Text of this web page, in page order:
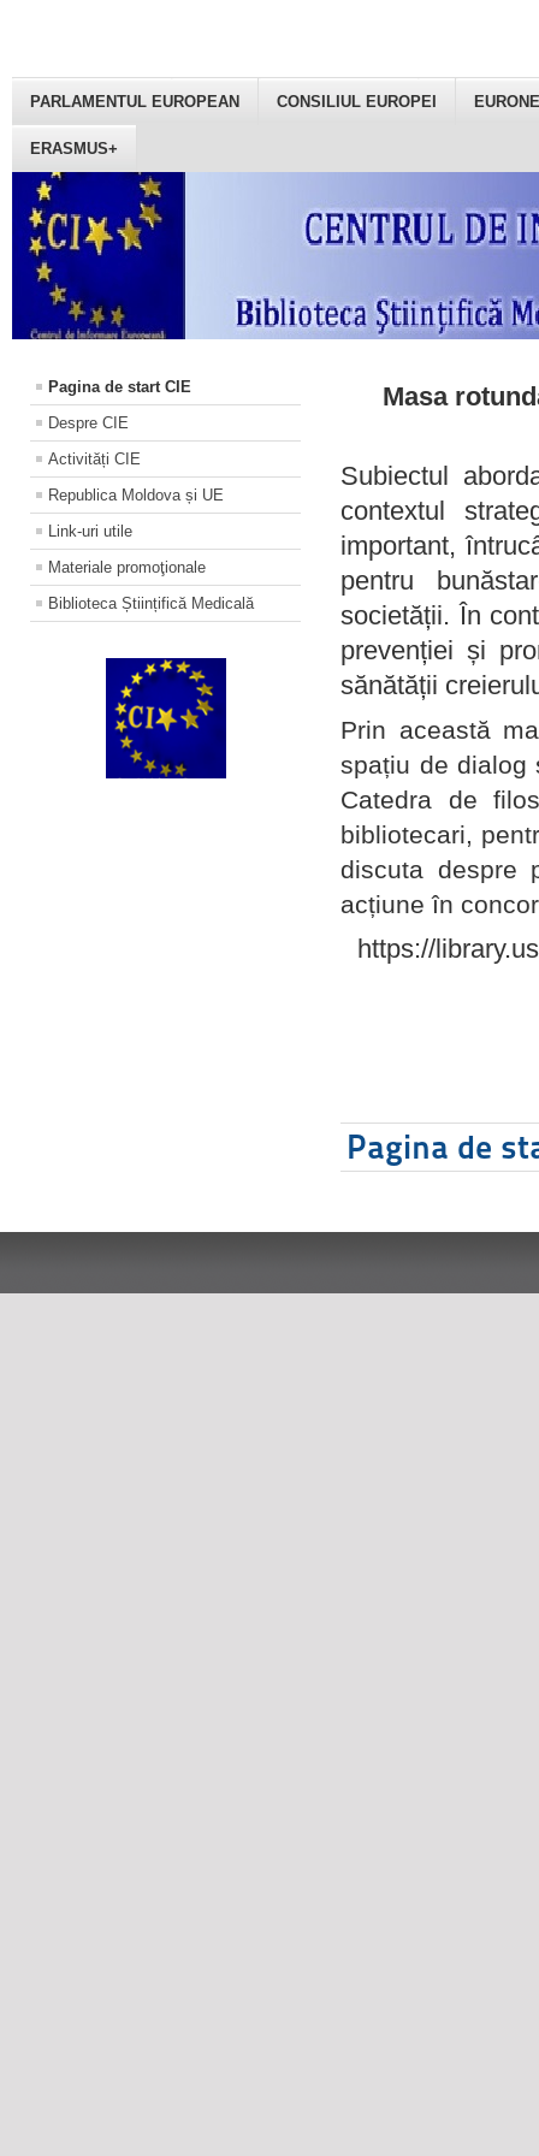
PARLAMENTUL EUROPEAN CONSILIUL EUROPEI
ERASMUS+
Pagina de start CIE
Despre CIE
Activități CIE
Republica Moldova și UE
Link-uri utile
Materiale promoţionale
Biblioteca Științifică Medicală
Masa
Subiectul
contextul
important,
pentru
societății. În
prevenției și
sănătății
Prin această
spațiu de dialog
Catedra de
bibliotecari,
discuta despre
acțiune în
https://
Pagina de